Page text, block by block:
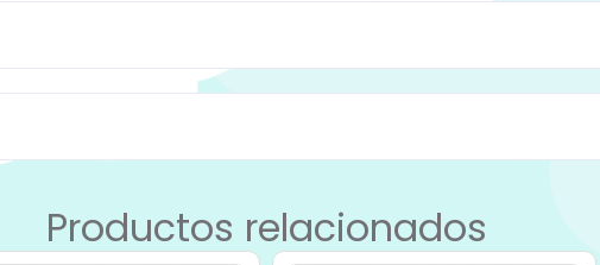
Productos relacionados